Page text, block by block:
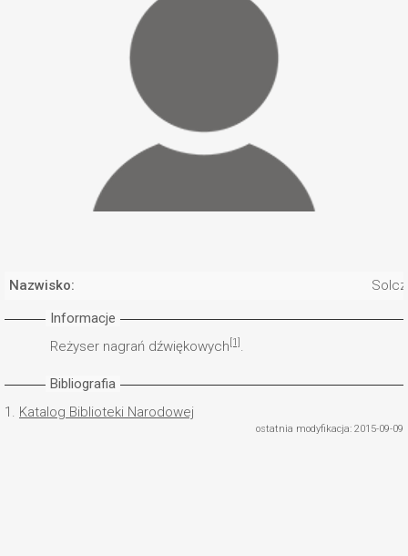
Nazwisko:
Informacje
Reżyser nagrań dźwiękowych [1] .
Bibliografia
1. Katalog Biblioteki Narodowej
ostatnia modyfikacja: 2015-09-09